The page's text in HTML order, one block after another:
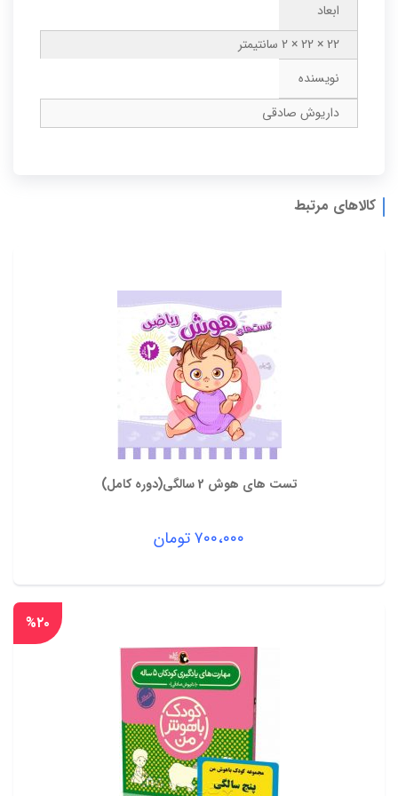
ابعاد
22 × 22 × 2 سانتیمتر
نویسنده
داریوش صادقی
کالاهای مرتبط
تست های هوش 2 سالگی(دوره کامل)
۷۰۰،۰۰۰تومان
%۲۰